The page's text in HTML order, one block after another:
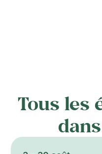
Tous les